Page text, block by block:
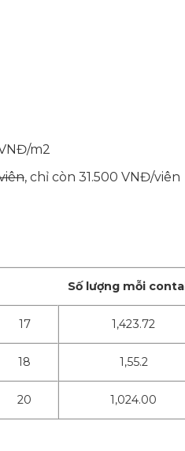
m2
, chỉ còn 31.500 VNĐ/viên
Số lượng mỗi
17 1,423.72
18 1,55.2
20 1,024.00